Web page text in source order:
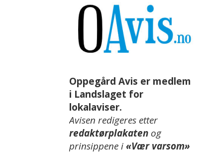
Oppegård Avis er medlem
i Landslaget for
lokalaviser.
Avisen redigeres etter
redaktørplakaten og
prinsippene i«Vær varsom»